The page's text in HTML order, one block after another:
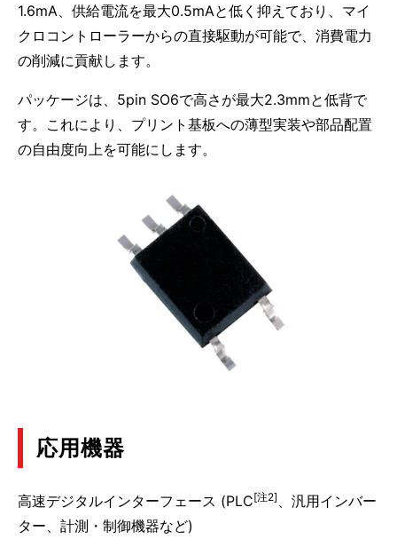
1.6mA、供給電流を最大0.5mAと低く抑えており、マイ
クロコントローラーからの直接駆動が可能で、消費電力
の削減に貢献します。
パッケージは、5pin SO6で高さが最大2.3mmと低背で
す。これにより、プリント基板への薄型実装や部品配置
の自由度向上を可能にします。
応用機器
高速デジタルインターフェース (PLC[注2]
、汎用インバー
ター、計測・制御機器など)